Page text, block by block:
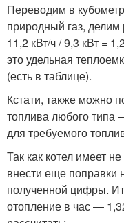
Переводим в
природный газ, делим
11,2 кВт/ч / 9,3 кВт =
это удельная
(есть в таблице).
Кстати, также можно
топлива любого типа
для требуемого
Так как котел имеет
внести еще поправки
полученной цифры.
отопление в час —